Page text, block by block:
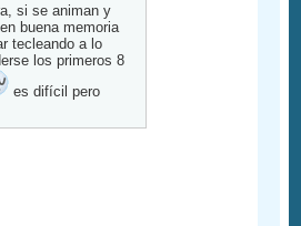
si se animan y
buena memoria
tecleando a lo
los primeros 8
es difícil pero